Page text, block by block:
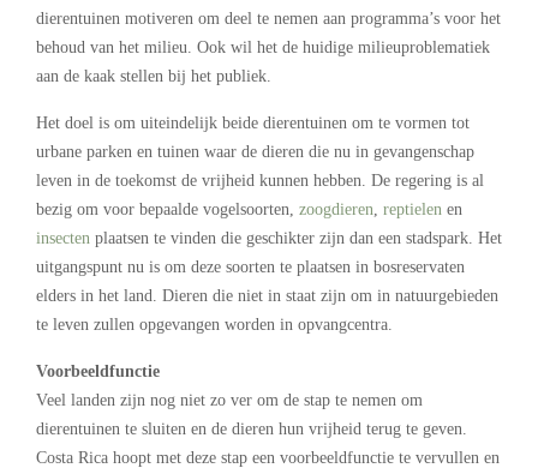
dierentuinen motiveren om deel te nemen aan programma’s voor het
behoud van het milieu. Ook wil het de huidige milieuproblematiek
aan de kaak stellen bij het publiek.
Het doel is om uiteindelijk beide dierentuinen om te vormen tot
urbane parken en tuinen waar de dieren die nu in gevangenschap
leven in de toekomst de vrijheid kunnen hebben. De regering is al
bezig om voor bepaalde vogelsoorten, zoogdieren reptielen en
insecten plaatsen te vinden die geschikter zijn dan een stadspark. Het
uitgangspunt nu is om deze soorten te plaatsen in bosreservaten
elders in het land. Dieren die niet in staat zijn om in natuurgebieden
te leven zullen opgevangen worden in opvangcentra.
Voorbeeldfunctie
Veel landen zijn nog niet zo ver om de stap te nemen om
dierentuinen te sluiten en de dieren hun vrijheid terug te geven.
Costa Rica hoopt met deze stap een voorbeeldfunctie te vervullen en